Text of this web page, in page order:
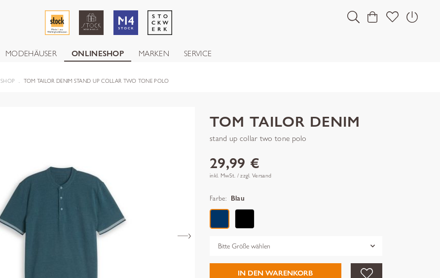
MODEHÄUSER ONLINESHOP MARKEN SERVICE
SHOP TOM TAILOR DENIM STAND UP COLLAR TWO TONE POLO
TOM TAILOR DENIM
stand up collar two tone polo
29,99 €
inkl. MwSt. / zzgl. Versand
Farbe: Blau
Grösse
IN DEN WARENKORB